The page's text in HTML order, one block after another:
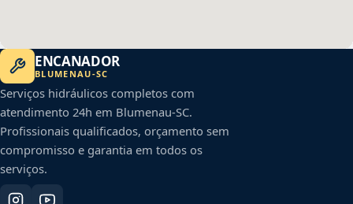
ENCANADOR
BLUMENAU-SC
Serviços hidráulicos completos com
atendimento 24h em Blumenau-SC.
Profissionais qualificados, orçamento sem
compromisso e garantia em todos os
serviços.